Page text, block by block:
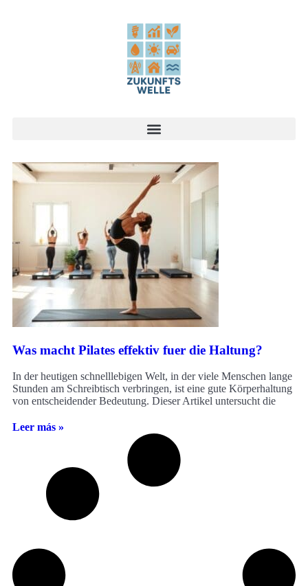
Was macht Pilates effektiv fuer die Haltung?
In der heutigen schnelllebigen Welt, in der viele Menschen lange
Stunden am Schreibtisch verbringen, ist eine gute Körperhaltung
von entscheidender Bedeutung. Dieser Artikel untersucht die
Leer más »